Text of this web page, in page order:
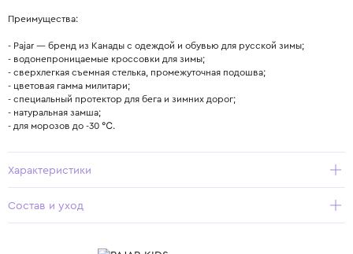
Преимущества:
- Pajar — бренд из Канады с одеждой и обувью для русской зимы;
- водонепроницаемые кроссовки для зимы;
- сверхлегкая съемная стелька, промежуточная подошва;
- цветовая гамма милитари;
- специальный протектор для бега и зимних дорог;
- натуральная замша;
- для морозов до -30 ℃.
Характеристики
Состав и уход